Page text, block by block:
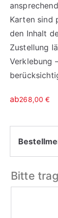
Karten sind
den Inhalt
Zustellung
Verklebung
ab268,00€
Bitte